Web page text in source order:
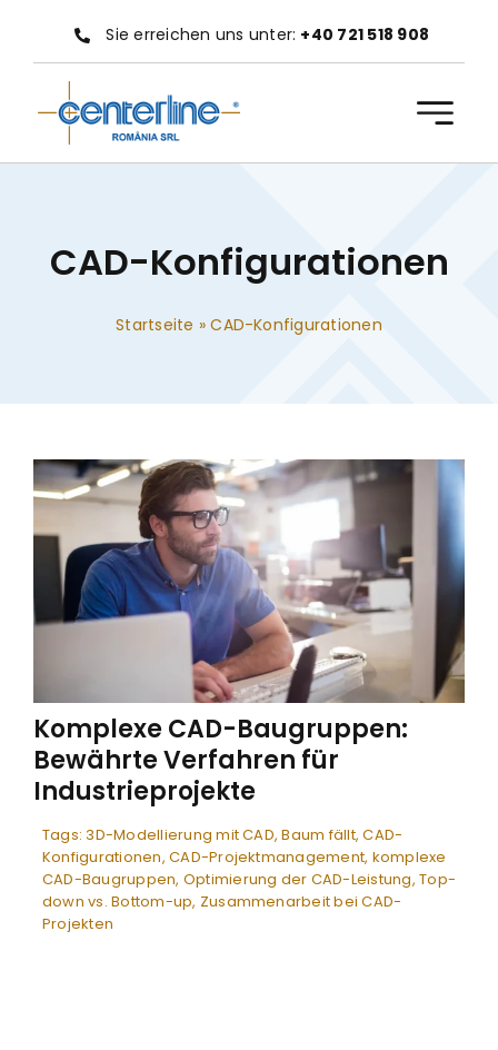
springen
Sie erreichen uns unter: +40 721 518 908
CAD-Konfigurationen
Startseite »CAD-Konfigurationen
Komplexe CAD-Baugruppen:
Bewährte Verfahren für
Industrieprojekte
Tags:3D-Modellierung mit CAD,Baum fällt,CAD-
Konfigurationen,CAD-Projektmanagement, komplexe
CAD-Baugruppen, Optimierung der CAD-Leistung,Top-
down vs. Bottom-up, Zusammenarbeit bei CAD-
Projekten